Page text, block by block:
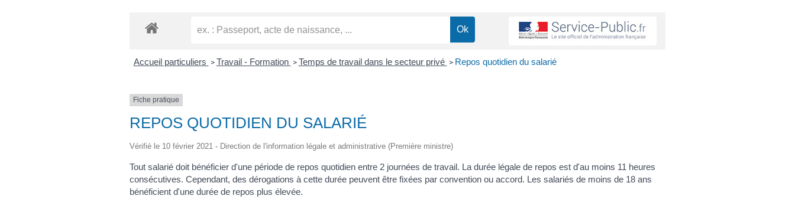
Accueil particuliers > Travail - Formation > Temps de travail dans le secteur privé > Repos quotidien du salarié
Fiche pratique
REPOS QUOTIDIEN DU SALARIÉ
Vérifié le 10 février 2021 - Direction de l'information légale et administrative (Première ministre)
Tout salarié doit bénéficier d'une période de repos quotidien entre 2 journées de travail. La durée légale de repos est d'au moins 11 heures
consécutives. Cependant, des dérogations à cette durée peuvent être fixées par convention ou accord. Les salariés de moins de 18 ans
bénéficient d'une durée de repos plus élevée.